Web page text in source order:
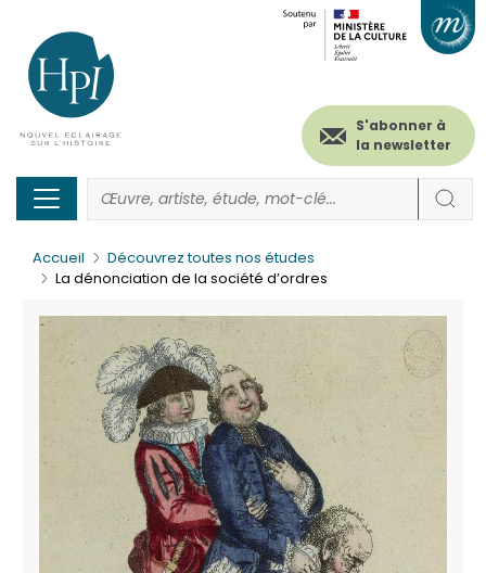
contenu
principal
Menu
secondaire
(header)
S'abonner à
la newsletter
Accueil
Découvrez toutes nos études
La dénonciation de la société d’ordres